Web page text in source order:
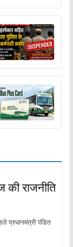
राजनीति
प्रधानमंत्री पंडित